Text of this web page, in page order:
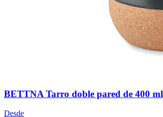
BETTNA Tarro doble pared de 400 ml
Desde